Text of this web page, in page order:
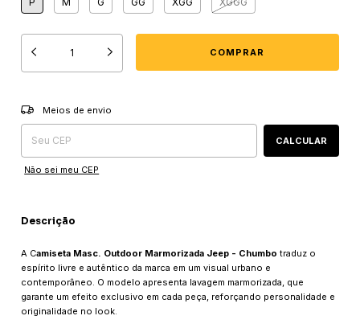
Entregas para o CEP:
Meios de envio
CALCULAR
Não sei meu CEP
Descrição
A Camiseta Masc. Outdoor Marmorizada Jeep - Chumbo traduz o
espírito livre e autêntico da marca em um visual urbano e
contemporâneo. O modelo apresenta lavagem marmorizada, que
garante um efeito exclusivo em cada peça, reforçando personalidade e
originalidade no look.